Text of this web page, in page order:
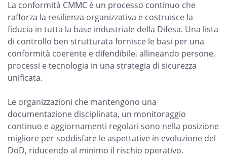
La conformità CMMC è un processo continuo che
rafforza la resilienza organizzativa e costruisce la
fiducia in tutta la base industriale della Difesa. Una lista
di controllo ben strutturata fornisce le basi per una
conformità coerente e difendibile, allineando persone,
processi e tecnologia in una strategia di sicurezza
unificata.
Le organizzazioni che mantengono una
documentazione disciplinata, un monitoraggio
continuo e aggiornamenti regolari sono nella posizione
migliore per soddisfare le aspettative in evoluzione del
DoD, riducendo al minimo il rischio operativo.